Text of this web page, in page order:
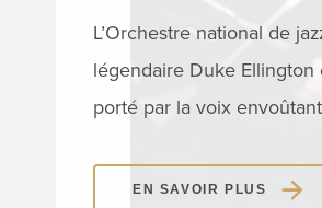
L’Orchestre national de
légendaire Duke Ellington
porté par la voix
EN SAVOIR PLUS